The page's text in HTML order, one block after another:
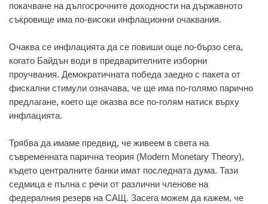
покачване на дългосрочните доходности на държавното
съкровище има по-високи инфлационни очаквания.
Очаква се инфлацията да се повиши още по-бързо сега,
когато Байдън води в предварителните изборни
проучвания. Демократичната победа заедно с пакета от
фискални стимули означава, че ще има по-голямо парично
предлагане, което ще оказва все по-голям натиск върху
инфлацията.
Трябва да имаме предвид, че живеем в света на
съвременната парична теория (Modern Monetary Theory),
където централните банки имат последната дума. Тази
седмица е пълна с речи от различни членове на
федералния резерв на САЩ. Засега можем да кажем, че